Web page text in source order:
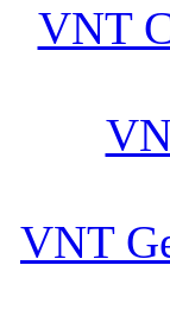
VNT
VNT